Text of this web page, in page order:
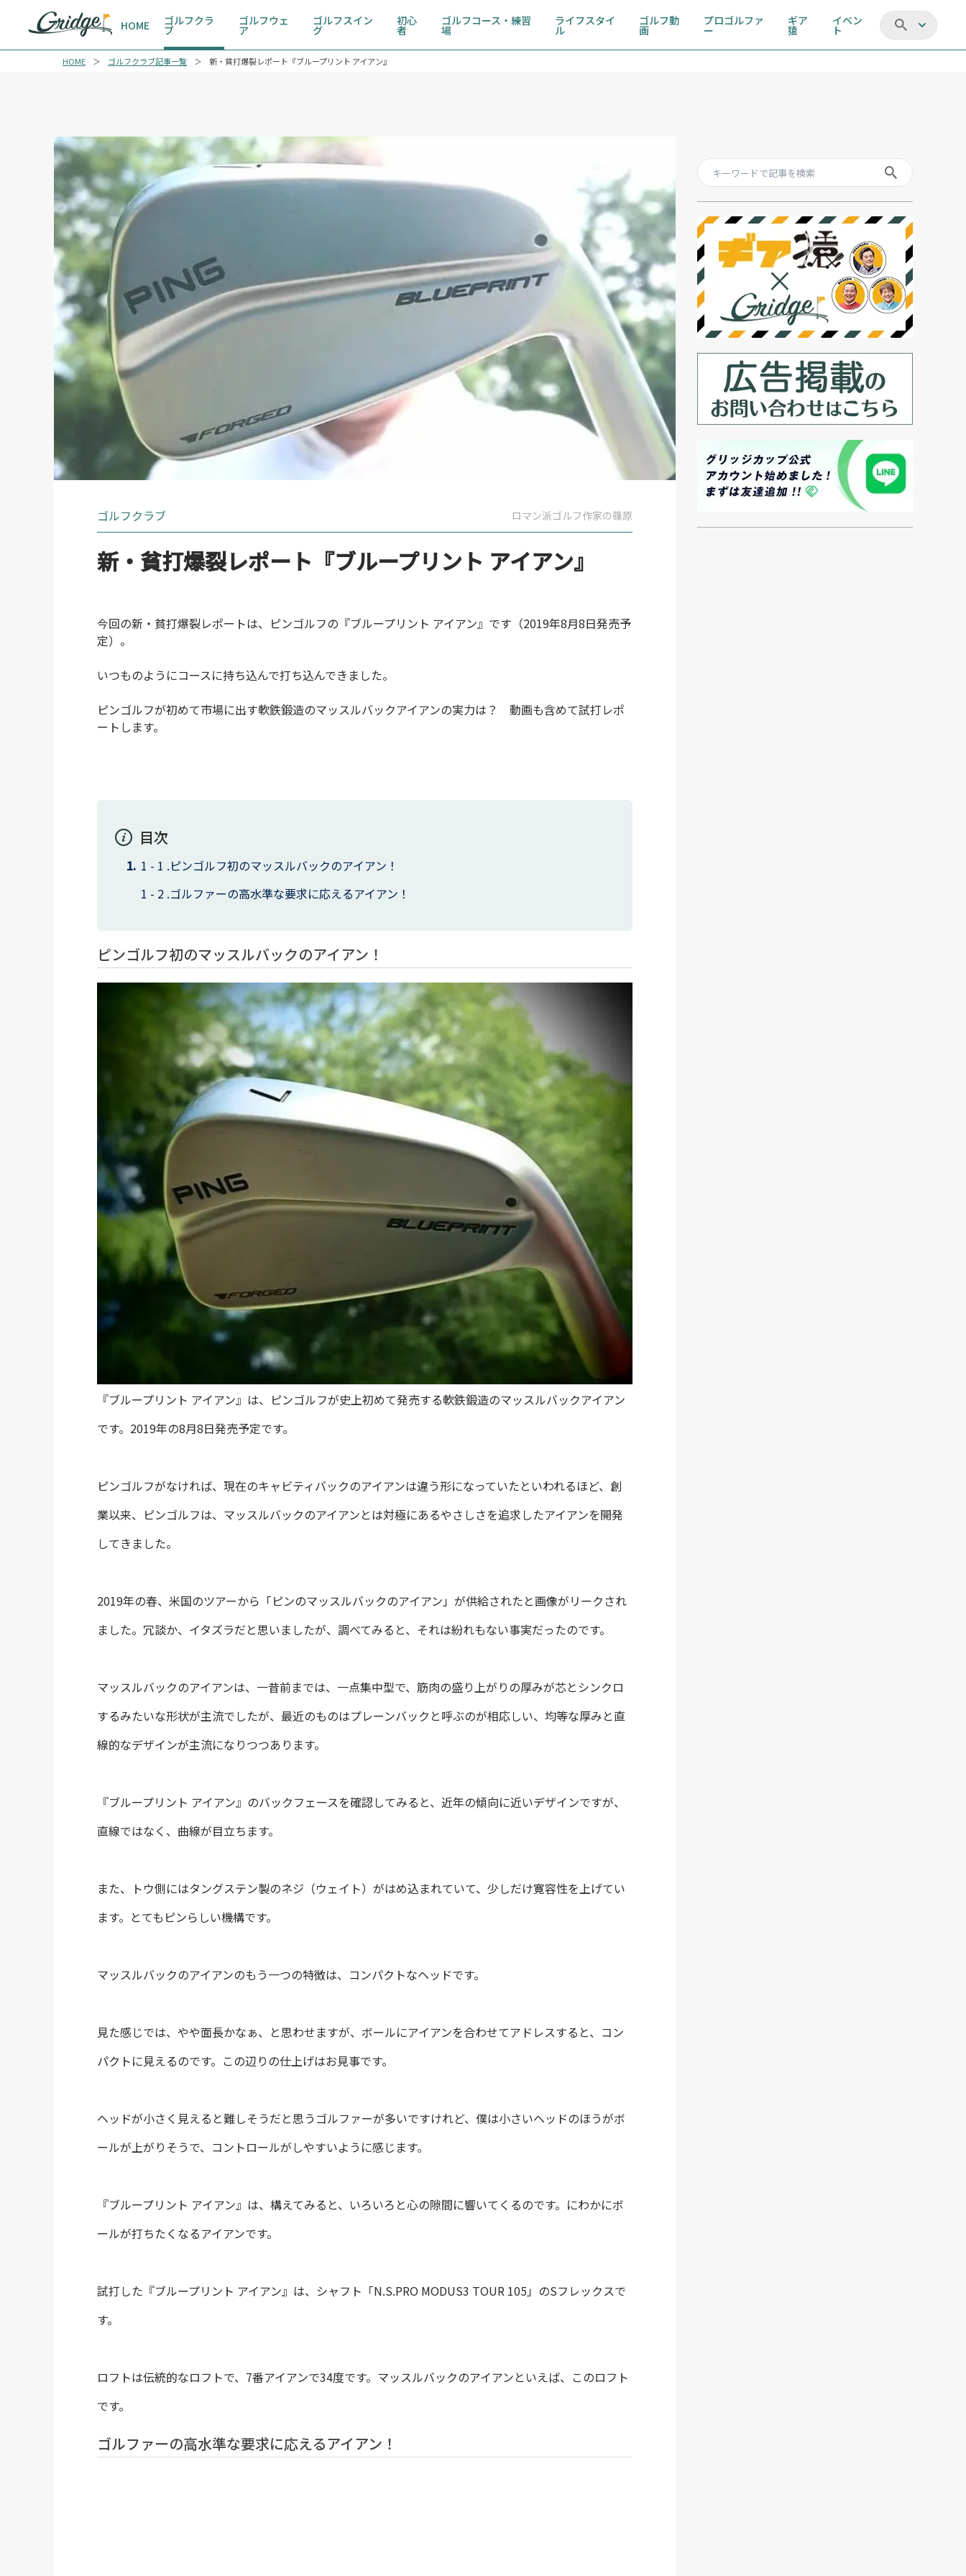
HOME ゴルフクラ
ブ
ゴルフウェ
ア
ゴルフスイン
グ
初心
者
ゴルフコース・練習
場
ライフスタイ
ル
ゴルフ動
画
プロゴルファ
ー
ギア
猿
イベン
ト
HOME ゴルフクラブ記事一覧 新・貧打爆裂レポート『ブループリント アイアン』
ゴルフクラブ ロマン派ゴルフ作家の篠原
新・貧打爆裂レポート『ブループリント アイアン』
今回の新・貧打爆裂レポートは、ピンゴルフの『ブループリント アイアン』です（2019年8月8日発売予
定）。
いつものようにコースに持ち込んで打ち込んできました。
ピンゴルフが初めて市場に出す軟鉄鍛造のマッスルバックアイアンの実力は？ 動画も含めて試打レポ
ートします。
目次
ピンゴルフ初のマッスルバックのアイアン！
ゴルファーの高水準な要求に応えるアイアン！
ピンゴルフ初のマッスルバックのアイアン！
『ブループリント アイアン』は、ピンゴルフが史上初めて発売する軟鉄鍛造のマッスルバックアイアン
です。2019年の8月8日発売予定です。
ピンゴルフがなければ、現在のキャビティバックのアイアンは違う形になっていたといわれるほど、創
業以来、ピンゴルフは、マッスルバックのアイアンとは対極にあるやさしさを追求したアイアンを開発
してきました。
2019年の春、米国のツアーから「ピンのマッスルバックのアイアン」が供給されたと画像がリークされ
ました。冗談か、イタズラだと思いましたが、調べてみると、それは紛れもない事実だったのです。
マッスルバックのアイアンは、一昔前までは、一点集中型で、筋肉の盛り上がりの厚みが芯とシンクロ
するみたいな形状が主流でしたが、最近のものはプレーンバックと呼ぶのが相応しい、均等な厚みと直
線的なデザインが主流になりつつあります。
『ブループリント アイアン』のバックフェースを確認してみると、近年の傾向に近いデザインですが、
直線ではなく、曲線が目立ちます。
また、トウ側にはタングステン製のネジ（ウェイト）がはめ込まれていて、少しだけ寛容性を上げてい
ます。とてもピンらしい機構です。
マッスルバックのアイアンのもう一つの特徴は、コンパクトなヘッドです。
見た感じでは、やや面長かなぁ、と思わせますが、ボールにアイアンを合わせてアドレスすると、コン
パクトに見えるのです。この辺りの仕上げはお見事です。
ヘッドが小さく見えると難しそうだと思うゴルファーが多いですけれど、僕は小さいヘッドのほうがボ
ールが上がりそうで、コントロールがしやすいように感じます。
『ブループリント アイアン』は、構えてみると、いろいろと心の隙間に響いてくるのです。にわかにボ
ールが打ちたくなるアイアンです。
試打した『ブループリント アイアン』は、シャフト「N.S.PRO MODUS3 TOUR 105」のSフレックスで
す。
ロフトは伝統的なロフトで、7番アイアンで34度です。マッスルバックのアイアンといえば、このロフト
です。
ゴルファーの高水準な要求に応えるアイアン！